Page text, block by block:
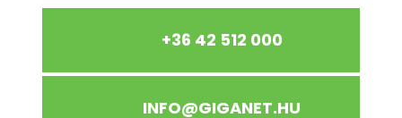
+36 42 512 000
INFO@GIGANET.HU